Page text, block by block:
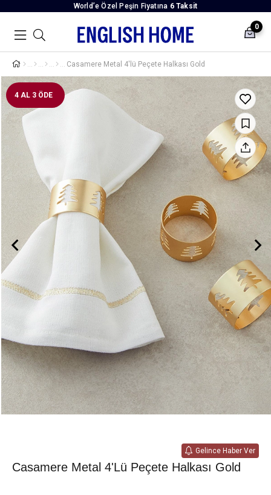
World’e Özel Peşin Fiyatına 6 Taksit
0
Casamere Metal 4'lü Peçete Halkası Gold
4 AL 3 ÖDE
Gelince Haber Ver
Casamere Metal 4'lü Peçete Halkası Gold